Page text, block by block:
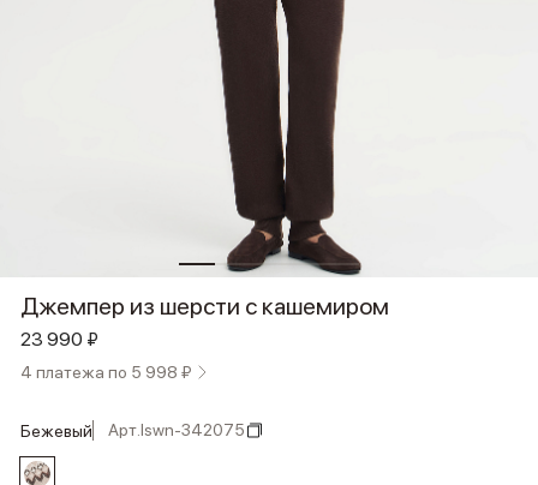
Джемпер из шерсти с кашемиром
23 990 ₽
4 платежа по 5 998 ₽
бежевый Арт.lswn-342075